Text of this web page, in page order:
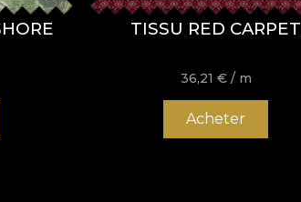
TISSU RED CARPET
36,21 € / m
Acheter